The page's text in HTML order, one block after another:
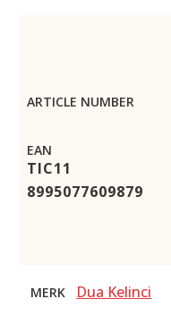
ARTICLE NUMBER
EAN
TIC11
8995077609879
MERK Dua Kelinci